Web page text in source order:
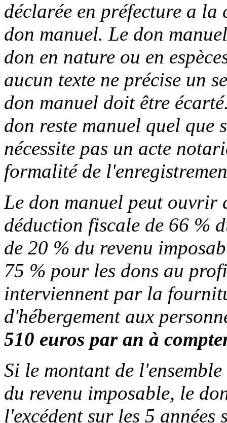
déclarée en préfecture a
don manuel. Le don
don en nature ou en
aucun texte ne précise un
don manuel doit être
don reste manuel quel que
nécessite pas un acte
formalité de
Le don manuel peut
déduction fiscale de 66 %
de 20 % du revenu
75 % pour les dons au
interviennent par la
d'hébergement aux
510 euros par an à
Si le montant de
du revenu imposable, le
l'excédent sur les 5 années